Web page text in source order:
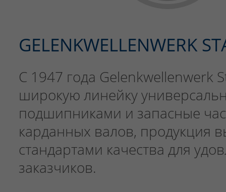
GELENKWELLENWERK
С 1947 года Gelenkwellenwerk
широкую линейку
подшипниками и запасные
карданных валов, продукция
стандартами качества для
заказчиков.